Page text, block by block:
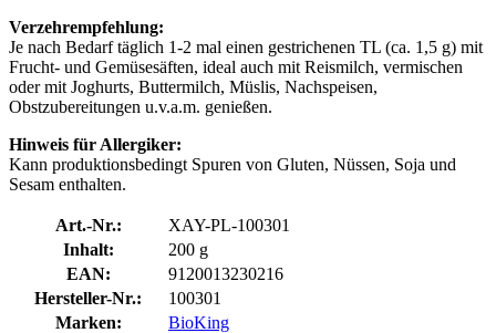
Verzehrempfehlung:
Je nach Bedarf täglich 1-2 mal einen gestrichenen TL (ca. 1,5 g) mit
Frucht- und Gemüsesäften, ideal auch mit Reismilch, vermischen
oder mit Joghurts, Buttermilch, Müslis, Nachspeisen,
Obstzubereitungen u.v.a.m. genießen.
Hinweis für Allergiker:
Kann produktionsbedingt Spuren von Gluten, Nüssen, Soja und
Sesam enthalten.
Art.-Nr.:
XAY-PL-100301
Inhalt:
200 g
EAN:
9120013230216
Hersteller-Nr.:
100301
Marken:
BioKing